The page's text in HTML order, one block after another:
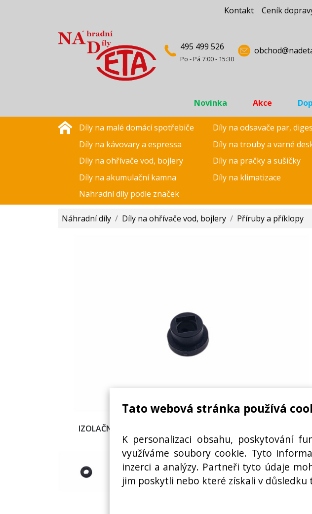
Tato webová stránka používá
K personalizaci obsahu, poskytování
využíváme soubory cookie. Tyto
inzerci a analýzy. Partneři tyto údaje
jim poskytli nebo které získali v důsledku
Kontakt Ceník
495 499 526
Po - Pá 7:00 - 15:30
Novinka Akce
Díly na malé domácí spotřebiče Díly na odsavače par,
Díly na kávovary a espressa
Díly na trouby a varné
Díly na ohřívače vod, bojlery
Díly na pračky a sušičky
Díly na akumulační kamna
Díly na klimatizace
Nahradní díly podle značek
Náhradní díly / Díly na ohřívače vod, bojlery / Příruby a příklopy
IZOLAČNÍ PODLOŽKA ŠROUBŮ OHŘÍVAČE VODY PP22065265